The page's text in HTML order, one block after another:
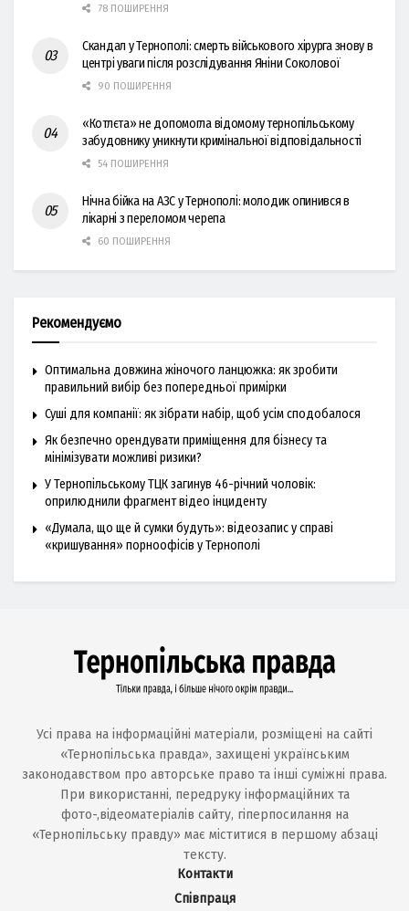
78 ПОШИРЕННЯ
Скандал у Тернополі: смерть військового хірурга знову в
центрі уваги після розслідування Яніни Соколової
90 ПОШИРЕННЯ
«Котлєта» не допомогла відомому тернопільському
забудовнику уникнути кримінальної відповідальності
54 ПОШИРЕННЯ
Нічна бійка на АЗС у Тернополі: молодик опинився в
лікарні з переломом черепа
60 ПОШИРЕННЯ
Рекомендуємо
Оптимальна довжина жіночого ланцюжка: як зробити
правильний вибір без попередньої примірки
Суші для компанії: як зібрати набір, щоб усім сподобалося
Як безпечно орендувати приміщення для бізнесу та
мінімізувати можливі ризики?
У Тернопільському ТЦК загинув 46-річний чоловік:
оприлюднили фрагмент відео інциденту
«Думала, що ще й сумки будуть»: відеозапис у справі
«кришування» порноофісів у Тернополі
Усі права на інформаційні матеріали, розміщені на сайті
«Тернопільська правда», захищені українським
законодавством про авторське право та інші суміжні права.
При використанні, передруку інформаційних та
фото-,відеоматеріалів сайту, гіперпосилання на
«Тернопільську правду» має міститися в першому абзаці
тексту.
Контакти
Співпраця